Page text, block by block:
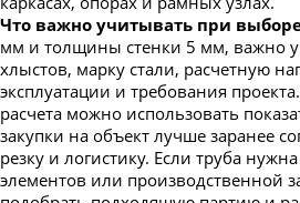
Что важно учитывать при
мм и толщины стенки 5 мм, важно
хлыстов, марку стали, расчетную
эксплуатации и требования
расчета можно использовать
закупки на объект лучше заранее
резку и логистику. Если труба
элементов или производственной